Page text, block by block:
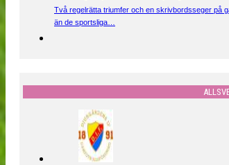
Två regelrätta triumfer och en skrivbordsseger på
än de sportsliga…